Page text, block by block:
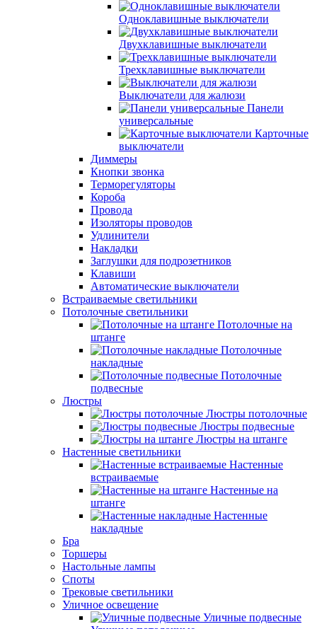
Одноклавишные выключатели
Двухклавишные выключатели
Трехклавишные выключатели
Выключатели для жалюзи
Панели
универсальные
Карточные
выключатели
Диммеры
Кнопки звонка
Терморегуляторы
Короба
Провода
Изоляторы проводов
Удлинители
Накладки
Заглушки для подрозетников
Клавиши
Автоматические выключатели
Встраиваемые светильники
Потолочные светильники
Потолочные на
штанге
Потолочные
накладные
Потолочные
подвесные
Люстры
Люстры потолочные
Люстры подвесные
Люстры на штанге
Настенные светильники
Настенные
встраиваемые
Настенные на
штанге
Настенные
накладные
Бра
Торшеры
Настольные лампы
Споты
Трековые светильники
Уличное освещение
Уличные подвесные